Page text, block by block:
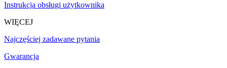
Instrukcja obsługi użytkownika
WIĘCEJ
Najczęściej zadawane pytania
Gwarancja